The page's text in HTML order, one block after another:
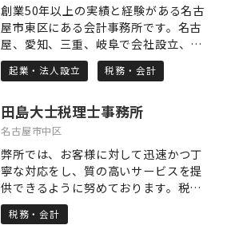
創業50年以上の実績と経験がある名古
屋市東区にある会計事務所です。名古
屋、愛知、三重、岐阜で会社設立、独
立開業、医院開業をお考えの方は私
共、税理士・公認会計士 後藤会計事
融資は会社設立と合わせてサポートし
ます。女性経営者様には女性税理士が
クリニック(医院)開業は医院専門の設
計士、不動産コンサルタントと連携し
支援致します。相続税、確定申告、節
税、M&A、海外進出もご相談くださ
い。
起業・法人設立 税務・会計
田島大士税理士事務所
名古屋市中区
弊所では、お客様に対して迅速かつ丁
寧な対応をし、質の高いサービスを提
供できるように努めております。税務
顧問契約は、医療業（医療法人・医
院）のお客様を中心に締結しておりま
税務・会計